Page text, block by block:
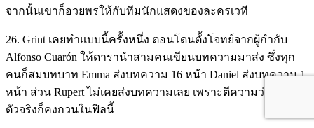
จากนั้นเขาก็อวยพรให้กับทีมนักแสดงของละครเวที
26. Grint เคยทำแบบนี้ครั้งหนึ่ง ตอนโดนตั้งโจทย์จากผู้กำกับ
Alfonso Cuarón ให้ดารานำสามคนเขียนบทความมาส่ง ซึ่งทุก
คนก็สมบทบาท Emma ส่งบทความ 16 หน้า Daniel ส่งบทความ 1
หน้า ส่วน Rupert ไม่เคยส่งบทความเลย เพราะตีความว่า รอน
ตัวจริงก็คงกวนในฟีลนี้